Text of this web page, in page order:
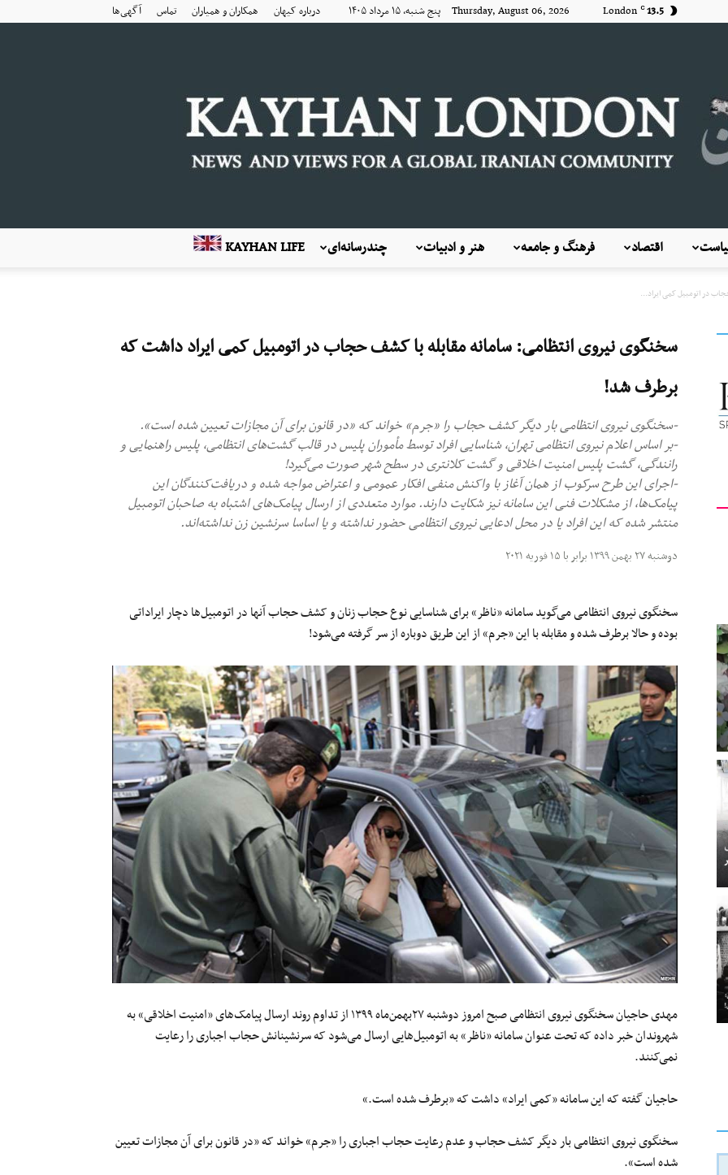
13.5
C
London Thursday, August 06, 2026 پنج شنبه, ۱۵ مرداد ۱۴۰۵ درباره کیهان همکاران و همیاران تماس آگهی‌ها
لندن
KAYHAN LIFE چندرسانه‌ای هنر و ادبیات فرهنگ و جامعه اقتصاد
در اتومبیل کمی ایراد...
سخنگوی نیروی انتظامی: سامانه مقابله با کشف حجاب در اتومبیل کمی ایراد داشت که
برطرف شد!
-سخنگوی نیروی انتظامی بار دیگر کشف حجاب را «جرم» خواند که «در قانون برای آن مجازات تعیین شده است».
-بر اساس اعلام نیروی انتظامی تهران، شناسایی افراد توسط مأموران پلیس در قالب گشت‌های انتظامی، پلیس راهنمایی و
رانندگی، گشت پلیس امنیت اخلاقی و گشت کلانتری در سطح شهر صورت می‌گیرد!
-اجرای این طرح سرکوب از همان آغاز با واکنش منفی افکار عمومی و اعتراض مواجه شده و دریافت‌کنندگان این
پیامک‌ها، از مشکلات فنی این سامانه نیز شکایت دارند. موارد متعددی از ارسال پیامک‌های اشتباه به صاحبان اتومبیل
منتشر شده که این افراد یا در محل ادعایی نیروی انتظامی حضور نداشته‌ و یا اساسا سرنشین زن نداشته‌اند.
دوشنبه ۲۷ بهمن ۱۳۹۹ برابر با ۱۵ فوریه ۲۰۲۱
سخنگوی نیروی انتظامی می‌گوید سامانه «ناظر» برای شناسایی نوع حجاب زنان و کشف حجاب آنها در اتومبیل‌ها دچار ایراداتی
بوده و حالا برطرف شده و مقابله با این «جرم» از این طریق دوباره از سر گرفته می‌شود!
مهدی حاجیان سخنگوی نیروی انتظامی صبح امروز دوشنبه ۲۷بهمن‌ماه ۱۳۹۹ از تداوم روند ارسال پیامک‌های «امنیت اخلاقی» به
شهروندان خبر داده که تحت عنوان سامانه «ناظر» به اتومبیل‌هایی ارسال می‌شود که سرنشینانش حجاب اجباری را رعایت
نمی‌کنند.
حاجیان گفته که این سامانه «کمی ایراد» داشت که «برطرف شده است.»
سخنگوی نیروی انتظامی بار دیگر کشف حجاب و عدم رعایت حجاب اجباری را «جرم» خواند که «در قانون برای آن مجازات تعیین
شده است».